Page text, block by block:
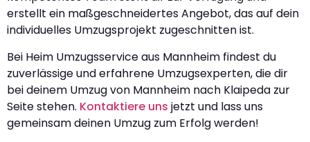
erstellt ein maßgeschneidertes Angebot, das auf dein
individuelles Umzugsprojekt zugeschnitten ist.
Bei Heim Umzugsservice aus Mannheim findest du
zuverlässige und erfahrene Umzugsexperten, die dir
bei deinem Umzug von Mannheim nach Klaipeda zur
Seite stehen. Kontaktiere uns jetzt und lass uns
gemeinsam deinen Umzug zum Erfolg werden!